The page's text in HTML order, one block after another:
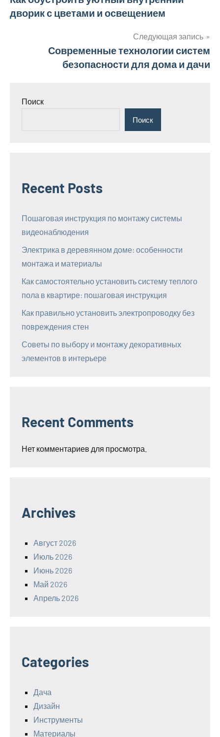
по
дворик с цветами и освещением
Следующая запись
Современные технологии систем
безопасности для дома и дачи
Поиск
Поиск
Recent Posts
Пошаговая инструкция по монтажу системы
видеонаблюдения
Электрика в деревянном доме: особенности
монтажа и материалы
Как самостоятельно установить систему теплого
пола в квартире: пошаговая инструкция
Как правильно установить электропроводку без
повреждения стен
Советы по выбору и монтажу декоративных
элементов в интерьере
Recent Comments
Нет комментариев для просмотра.
Archives
Август 2026
Июль 2026
Июнь 2026
Май 2026
Апрель 2026
Categories
Дача
Дизайн
Инструменты
Материалы